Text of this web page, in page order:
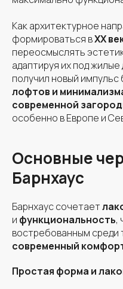
Как архитектурное
формироваться вXX
переосмыслять
адаптируя их под жилые
получил новый импульс
лофтов и
современной
особенно в Европе и
Основные
Барнхаус
Барнхаус сочетает
и функциональность,
востребованным среди
современный
Простая форма и